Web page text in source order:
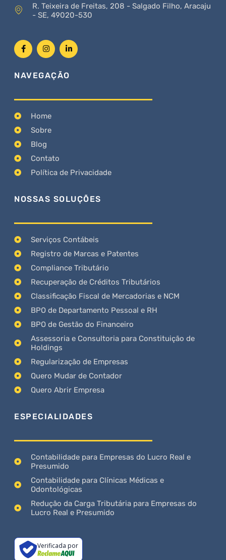
R. Teixeira de Freitas, 208 - Salgado Filho, Aracaju
- SE, 49020-530
NAVEGAÇÃO
Home
Sobre
Blog
Contato
Política de Privacidade
NOSSAS SOLUÇÕES
Serviços Contábeis
Registro de Marcas e Patentes
Compliance Tributário
Recuperação de Créditos Tributários
Classificação Fiscal de Mercadorias e NCM
BPO de Departamento Pessoal e RH
BPO de Gestão do Financeiro
Assessoria e Consultoria para Constituição de
Holdings
Regularização de Empresas
Quero Mudar de Contador
Quero Abrir Empresa
ESPECIALIDADES
Contabilidade para Empresas do Lucro Real e
Presumido
Contabilidade para Clínicas Médicas e
Odontológicas
Redução da Carga Tributária para Empresas do
Lucro Real e Presumido
Verificada por